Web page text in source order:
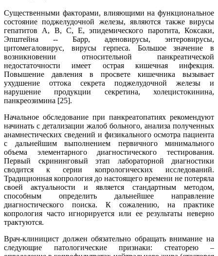
Существенными факторами, влияющими на функциональное
состояние поджелудочной железы, являются также вирусы
гепатитов А, В, С, Е, эпидемического паротита, Коксаки,
Эпштейна -- Барр, аденовирусы, энтеровирусы,
цитомегаловирус, вирусы герпеса. Большое значение в
возникновении относительной панкреатической
недостаточности имеет острая кишечная инфекция.
Повышение давления в просвете кишечника вызывает
ухудшение оттока секрета поджелудочной железы и
нарушение продукции секретина, холецистокинина,
панкреозимина [25].
Начальное обследование при панкреатопатиях рекомендуют
начинать с детализации жалоб больного, анализа полученных
анамнестических сведений и физикального осмотра пациента
с дальнейшим выполнением первичного минимального
объема элементарного диагностического тестирования.
Первый скрининговый этап лабораторной диагностики
сводится к серии копрологических исследований.
Традиционная копрология до настоящего времени не потеряла
своей актуальности и является стандартным методом,
способным определить дальнейшее направление
диагностического поиска. К сожалению, на практике
копрология часто игнорируется или ее результаты неверно
трактуются.
Врач-клиницист должен обязательно обращать внимание на
следующие патологические признаки: стеаторею –